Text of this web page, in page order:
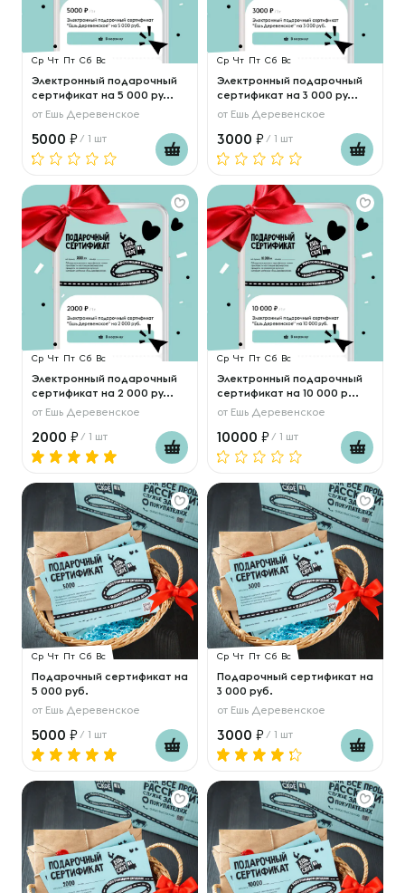
Ср Чт Пт Сб Вс
Электронный подарочный
сертификат на 5 000 ру...
от Ешь Деревенское
5000 / 1 шт
Ср Чт Пт Сб Вс
Электронный подарочный
сертификат на 3 000 ру...
от Ешь Деревенское
3000 / 1 шт
Ср Чт Пт Сб Вс
Электронный подарочный
сертификат на 2 000 ру...
от Ешь Деревенское
2000 / 1 шт
Ср Чт Пт Сб Вс
Электронный подарочный
сертификат на 10 000 р...
от Ешь Деревенское
10000 / 1 шт
Ср Чт Пт Сб Вс
Подарочный сертификат на
5 000 руб.
от Ешь Деревенское
5000 / 1 шт
Ср Чт Пт Сб Вс
Подарочный сертификат на
3 000 руб.
от Ешь Деревенское
3000 / 1 шт